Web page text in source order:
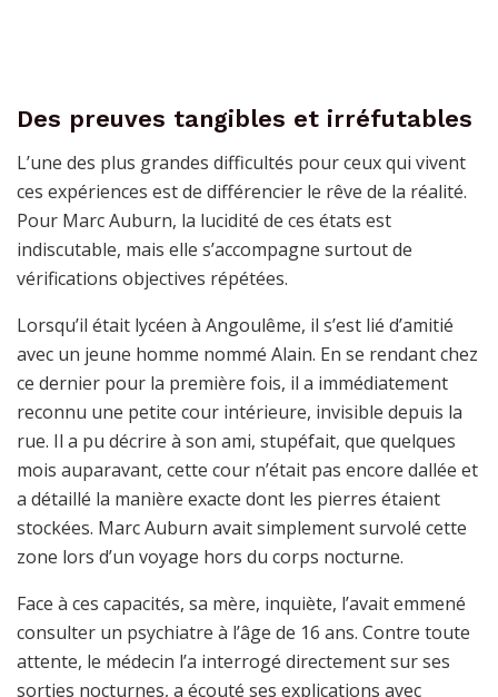
Des preuves tangibles et irréfutables
L’une des plus grandes difficultés pour ceux qui vivent
ces expériences est de différencier le rêve de la réalité.
Pour Marc Auburn, la lucidité de ces états est
indiscutable, mais elle s’accompagne surtout de
vérifications objectives répétées.
Lorsqu’il était lycéen à Angoulême, il s’est lié d’amitié
avec un jeune homme nommé Alain. En se rendant chez
ce dernier pour la première fois, il a immédiatement
reconnu une petite cour intérieure, invisible depuis la
rue. Il a pu décrire à son ami, stupéfait, que quelques
mois auparavant, cette cour n’était pas encore dallée et
a détaillé la manière exacte dont les pierres étaient
stockées. Marc Auburn avait simplement survolé cette
zone lors d’un voyage hors du corps nocturne.
Face à ces capacités, sa mère, inquiète, l’avait emmené
consulter un psychiatre à l’âge de 16 ans. Contre toute
attente, le médecin l’a interrogé directement sur ses
sorties nocturnes, a écouté ses explications avec